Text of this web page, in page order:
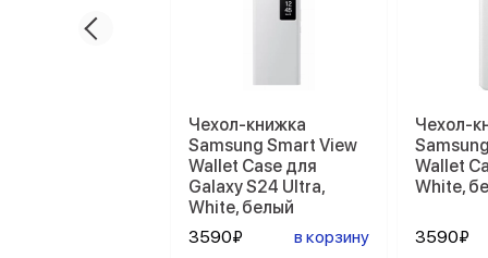
Чехол-книжка
Samsung Smart View
Wallet Case для
Galaxy S24 Ultra,
White, белый
3590₽
в корзину
Чехол-
Wallet
White,
3590₽